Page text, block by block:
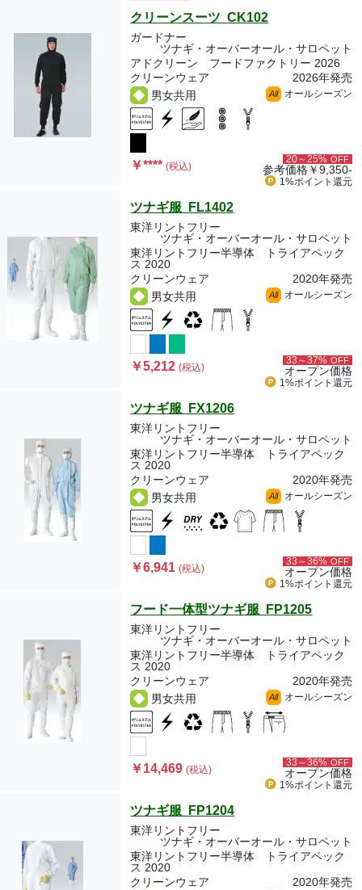
クリーンスーツ CK102
ガードナー
ツナギ・オーバーオール・サロペット
アドクリーン フードファクトリー 2026
クリーンウェア
2026年発売
男女共用
All オールシーズン
￥**** (税込)
20～25% OFF
参考価格￥9,350-
1%ポイント 還元
ツナギ服 FL1402
東洋リントフリー
ツナギ・オーバーオール・サロペット
東洋リントフリー半導体 トライアペック
ス 2020
クリーンウェア
2020年発売
男女共用
All オールシーズン
￥5,212(税込)
33～37% OFF
オープン価格
1%ポイント 還元
ツナギ服 FX1206
東洋リントフリー
ツナギ・オーバーオール・サロペット
東洋リントフリー半導体 トライアペック
ス 2020
クリーンウェア
2020年発売
男女共用
All オールシーズン
￥6,941(税込)
33～36% OFF
オープン価格
1%ポイント 還元
フード一体型ツナギ服 FP1205
東洋リントフリー
ツナギ・オーバーオール・サロペット
東洋リントフリー半導体 トライアペック
ス 2020
クリーンウェア
2020年発売
男女共用
All オールシーズン
￥14,469(税込)
33～36% OFF
オープン価格
1%ポイント 還元
ツナギ服 FP1204
東洋リントフリー
ツナギ・オーバーオール・サロペット
東洋リントフリー半導体 トライアペック
ス 2020
クリーンウェア
2020年発売